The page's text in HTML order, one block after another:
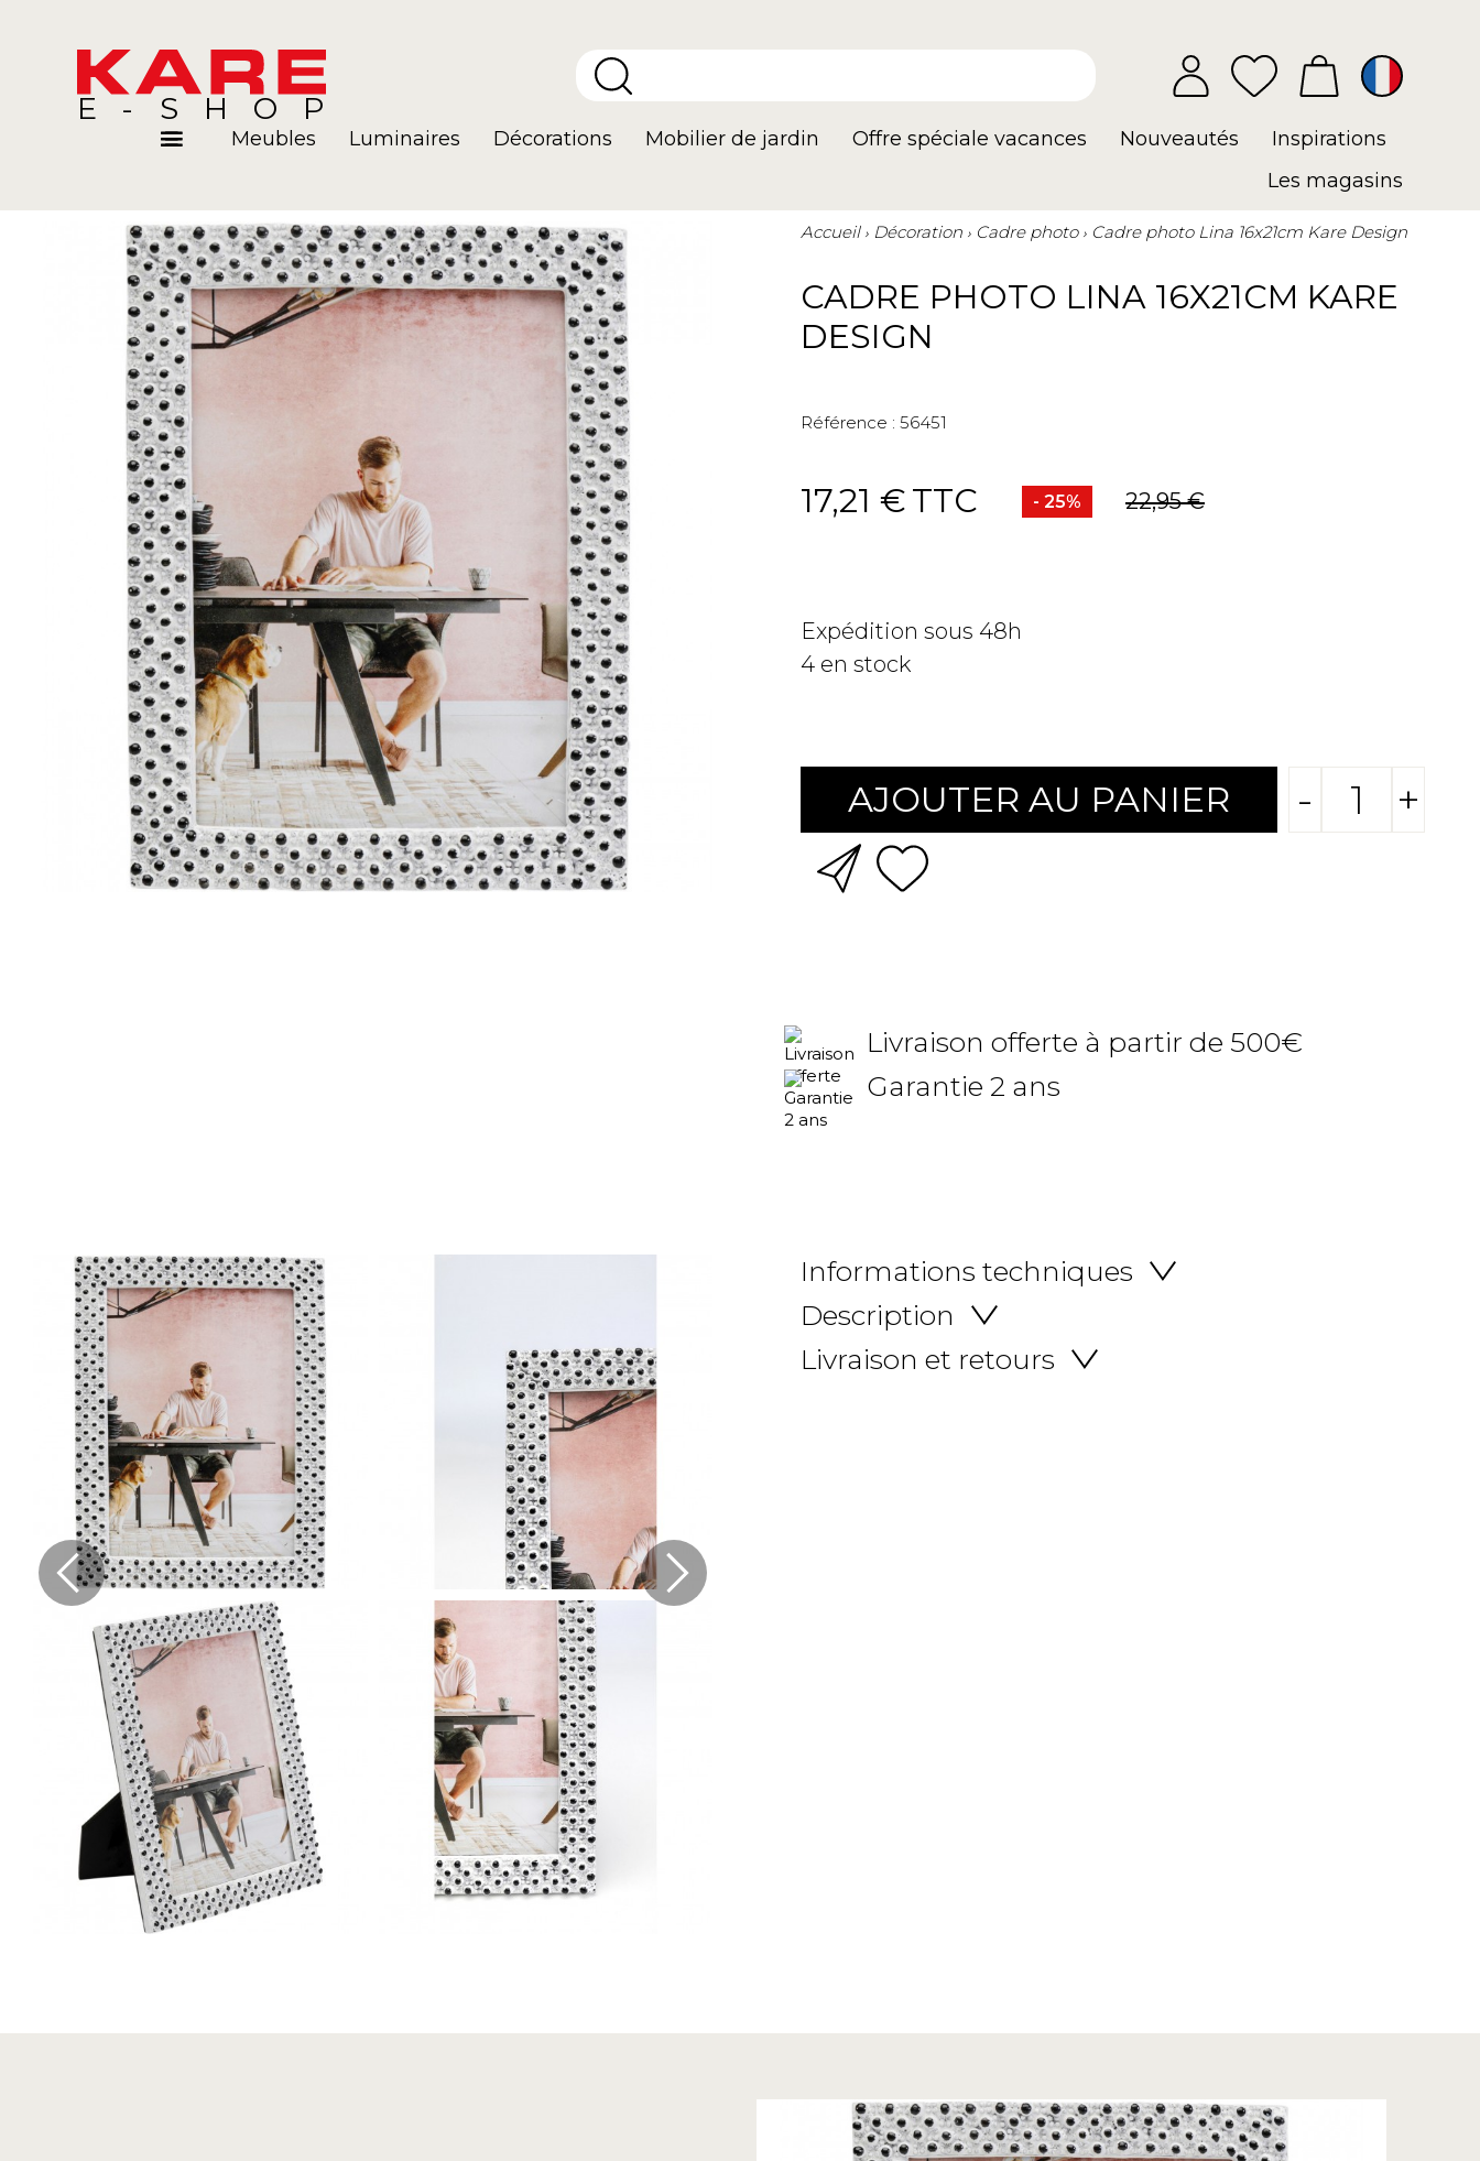
E-SHOP
Blog
Meubles Luminaires Décorations Mobilier de jardin Offre spéciale vacances Nouveautés
Inspirations
Les magasins
Accueil Décoration Cadre photo Cadre photo Lina 16x21cm Kare Design
CADRE PHOTO LINA 16X21CM KARE
DESIGN
Référence : 56451
17,21 €TTC - 25% 22,95 €
Expédition sous 48h
4 en stock
AJOUTER AU PANIER - +
Livraison offerte à partir de 500€
Garantie 2 ans
Informations techniques
Description
Livraison et retours